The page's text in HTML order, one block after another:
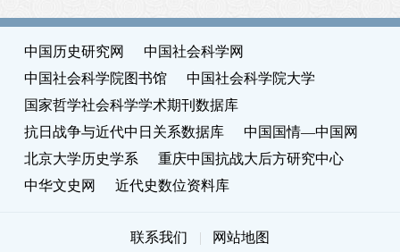
中国历史研究网
中国社会科学网
中国社会科学院图书馆
中国社会科学院大学
国家哲学社会科学学术期刊数据库
抗日战争与近代中日关系数据库
中国国情—中国网
北京大学历史学系
重庆中国抗战大后方研究中心
中华文史网
近代史数位资料库
联系我们 | 网站地图